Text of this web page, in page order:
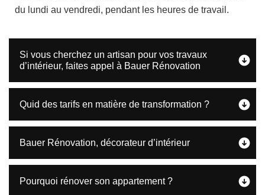
du lundi au vendredi, pendant les heures de travail.
Si vous cherchez un artisan pour vos travaux
d’intérieur, faites appel à Bauer Rénovation
Quid des tarifs en matière de transformation ?
Bauer Rénovation, décorateur d’intérieur
Pourquoi rénover son appartement ?